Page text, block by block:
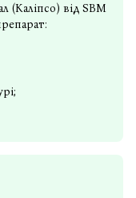
(Каліпсо) від SBM